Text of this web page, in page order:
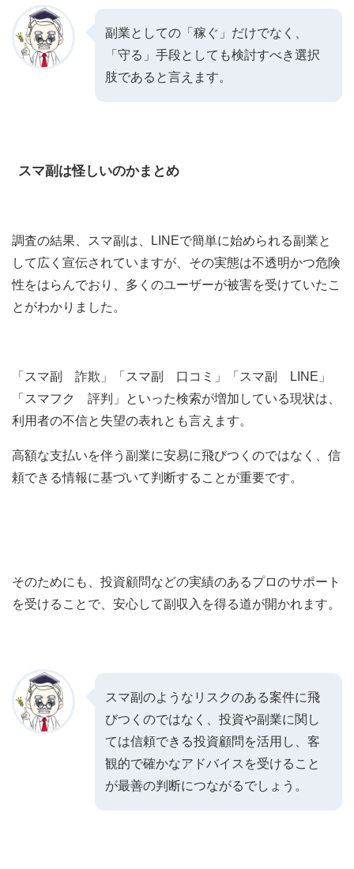
副業としての「稼ぐ」だけでなく、
「守る」手段としても検討すべき選択
肢であると言えます。
スマ副は怪しいのかまとめ
調査の結果、スマ副は、LINEで簡単に始められる副業と
して広く宣伝されていますが、その実態は不透明かつ危険
性をはらんでおり、多くのユーザーが被害を受けていたこ
とがわかりました。
「スマ副 詐欺」「スマ副 口コミ」「スマ副 LINE」
「スマフク 評判」といった検索が増加している現状は、
利用者の不信と失望の表れとも言えます。
高額な支払いを伴う副業に安易に飛びつくのではなく、信
頼できる情報に基づいて判断することが重要です。
そのためにも、投資顧問などの実績のあるプロのサポート
を受けることで、安心して副収入を得る道が開かれます。
スマ副のようなリスクのある案件に飛
びつくのではなく、投資や副業に関し
ては信頼できる投資顧問を活用し、客
観的で確かなアドバイスを受けること
が最善の判断につながるでしょう。